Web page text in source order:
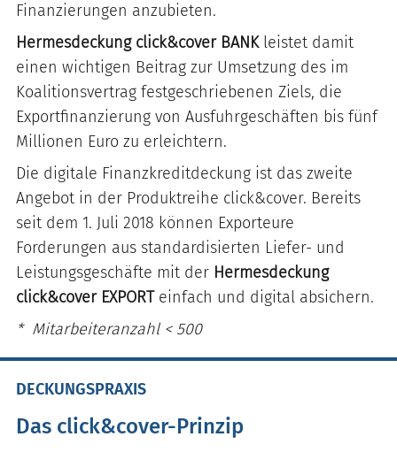
Finanzierungen anzubieten.
Hermesdeckung click&cover BANK leistet damit
einen wichtigen Beitrag zur Umsetzung des im
Koalitionsvertrag festgeschriebenen Ziels, die
Exportfinanzierung von Ausfuhrgeschäften bis fünf
Millionen Euro zu erleichtern.
Die digitale Finanzkreditdeckung ist das zweite
Angebot in der Produktreihe click&cover. Bereits
seit dem 1. Juli 2018 können Exporteure
Forderungen aus standardisierten Liefer- und
Leistungsgeschäfte mit der Hermesdeckung
click&cover EXPORTeinfach und digital absichern.
* Mitarbeiteranzahl < 500
DECKUNGSPRAXIS
Das click&cover-Prinzip